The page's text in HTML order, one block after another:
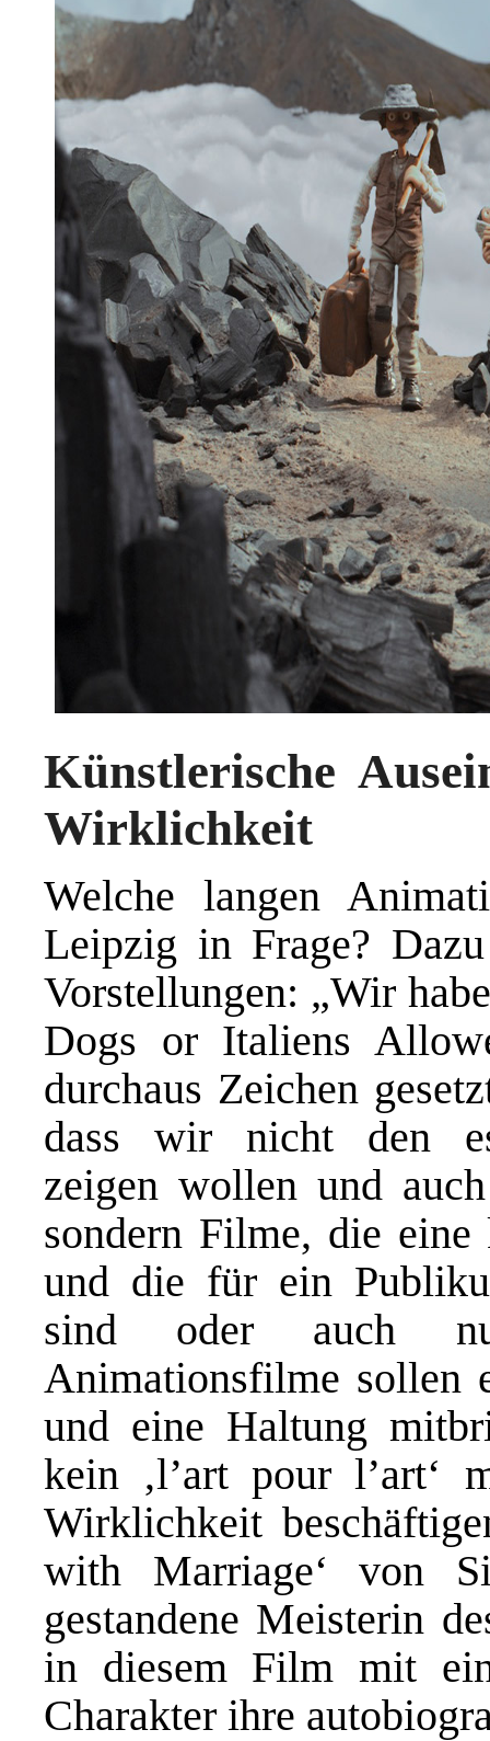
Künstlerische
Wirklichkeit
Welche langen
Leipzig in Frage?
Vorstellungen: „Wir
Dogs or Italiens
durchaus Zeichen
dass wir nicht den
zeigen wollen und
sondern Filme, die
und die für ein
sind oder auch
Animationsfilme sollen
und eine Haltung
kein ‚l’art pour l’art‘
Wirklichkeit
with Marriage‘ von
gestandene Meisterin
in diesem Film mit
Charakter ihre